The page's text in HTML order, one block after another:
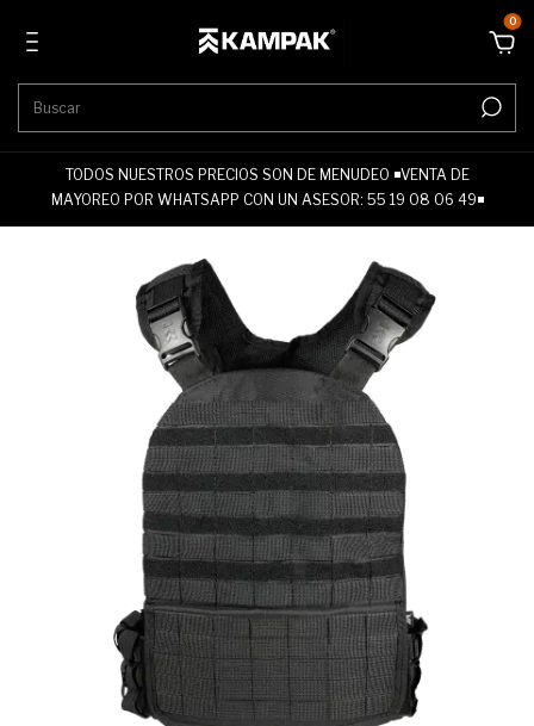
0
TODOS NUESTROS PRECIOS SON DE MENUDEO ◾VENTA DE
MAYOREO POR WHATSAPP CON UN ASESOR: 55 19 08 06 49◾